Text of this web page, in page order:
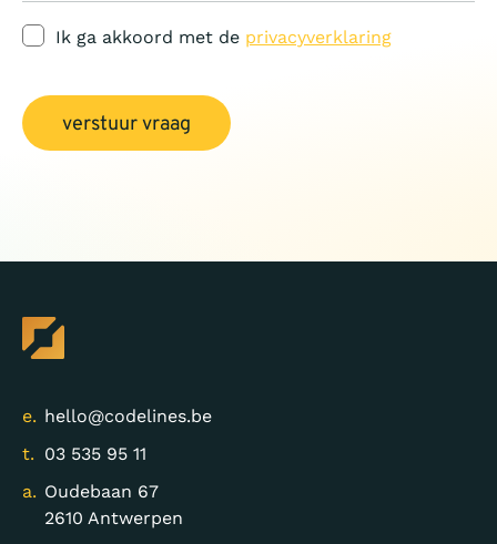
Ik ga akkoord met de privacyverklaring
verstuur vraag
e. hello@codelines.be
t. 03 535 95 11
a. Oudebaan 67
2610 Antwerpen